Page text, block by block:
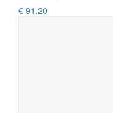
€ 91,20